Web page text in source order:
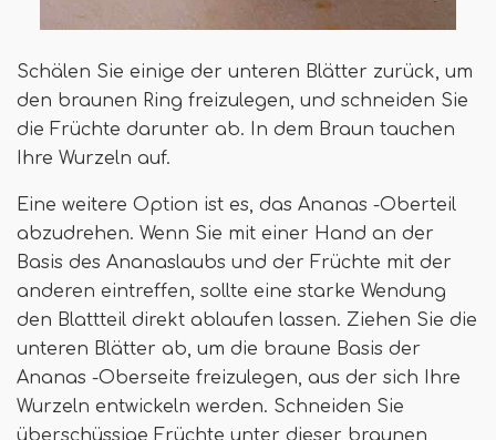
Schälen Sie einige der unteren Blätter zurück, um
den braunen Ring freizulegen, und schneiden Sie
die Früchte darunter ab. In dem Braun tauchen
Ihre Wurzeln auf.
Eine weitere Option ist es, das Ananas -Oberteil
abzudrehen. Wenn Sie mit einer Hand an der
Basis des Ananaslaubs und der Früchte mit der
anderen eintreffen, sollte eine starke Wendung
den Blattteil direkt ablaufen lassen. Ziehen Sie die
unteren Blätter ab, um die braune Basis der
Ananas -Oberseite freizulegen, aus der sich Ihre
Wurzeln entwickeln werden. Schneiden Sie
überschüssige Früchte unter dieser braunen